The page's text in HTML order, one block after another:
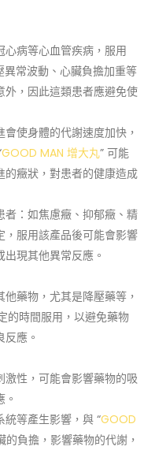
病等心血管疾病，服用
異常波動、心臟負擔加重等
外，因此這類患者應避免使
使身體的代謝速度加快，
GOOD MAN 增大丸” 可能
癥狀，對患者的健康造成
者：如焦慮癥、抑郁癥、精
服用該產品後可能會影響
現其他異常反應。
藥物，尤其是降壓藥等，
的時間服用，以避免藥物
應。
性，可能會影響藥物的吸
等產生影響，與 “GOOD
負擔，影響藥物的代謝，